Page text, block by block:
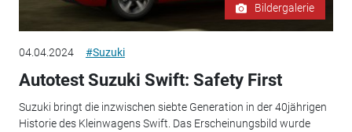
Bildergalerie
04.04.2024 #Suzuki
Autotest Suzuki Swift: Safety First
Suzuki bringt die inzwischen siebte Generation in der 40jährigen
Historie des Kleinwagens Swift. Das Erscheinungsbild wurde